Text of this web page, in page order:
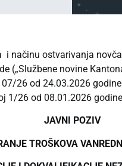
načinu ostvarivanja
(„Službene novine
26 od 24.03.2026
1/26 od 08.01.2026
JAVNI POZIV
TROŠKOVA